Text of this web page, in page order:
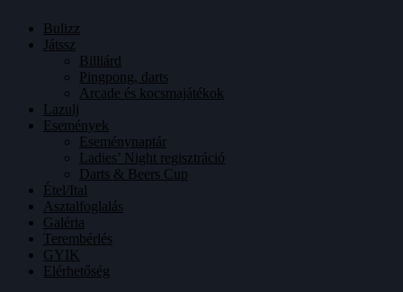
Bulizz
Játssz
Billiárd
Pingpong, darts
Arcade és kocsmajátékok
Lazulj
Események
Eseménynaptár
Ladies’ Night regisztráció
Darts & Beers Cup
Étel/Ital
Asztalfoglalás
Galéria
Terembérlés
GYIK
Elérhetőség